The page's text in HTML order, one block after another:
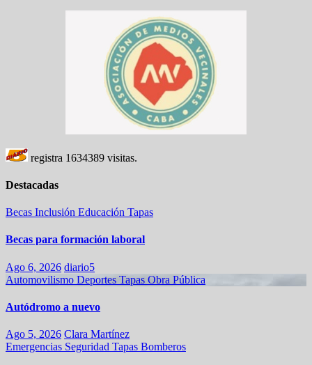
registra 1634389 visitas.
Destacadas
Becas Inclusión Educación Tapas
Becas para formación laboral
Ago 6, 2026 diario5
Automovilismo Deportes Tapas Obra Pública
Autódromo a nuevo
Ago 5, 2026 Clara Martínez
Emergencias Seguridad Tapas Bomberos